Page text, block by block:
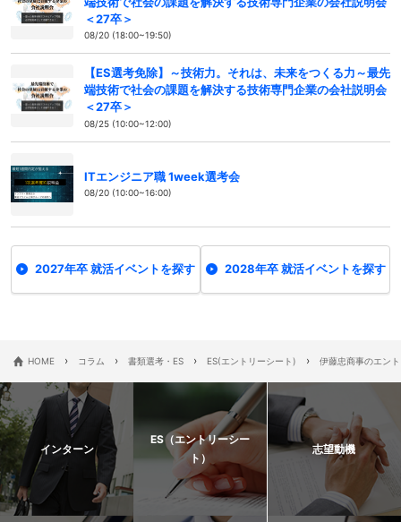
＜27卒＞
08/20 (18:00~19:50)
【ES選考免除】～技術力。それは、未来をつくる力～最先
端技術で社会の課題を解決する技術専門企業の会社説明会
＜27卒＞
08/25 (10:00~12:00)
ITエンジニア職 1week選考会
08/20 (10:00~16:00)
2027年卒 就活イベントを探す 2028年卒 就活イベントを探す
HOME › コラム › 書類選考・ES › ES(エントリーシート) › 伊藤忠商事のエン
インターン
ES（エントリーシー
ト）
志望動機